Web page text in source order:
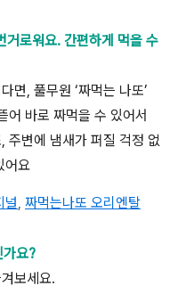
거로워요. 간편하게 먹을 수
면, 풀무원 ‘짜먹는 나또’
어 바로 짜먹을 수 있어서
, 주변에 냄새가 퍼질 걱정 없
어요
널, 짜먹는나또 오리엔탈
가요?
보세요.